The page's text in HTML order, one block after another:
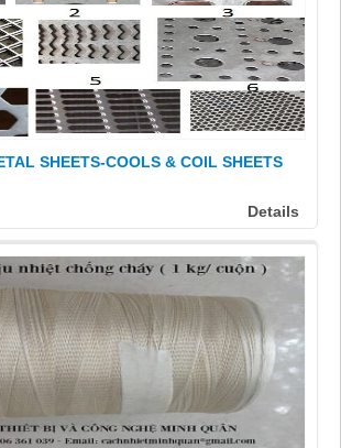
SHEETS-COOLS & COIL SHEETS
Details